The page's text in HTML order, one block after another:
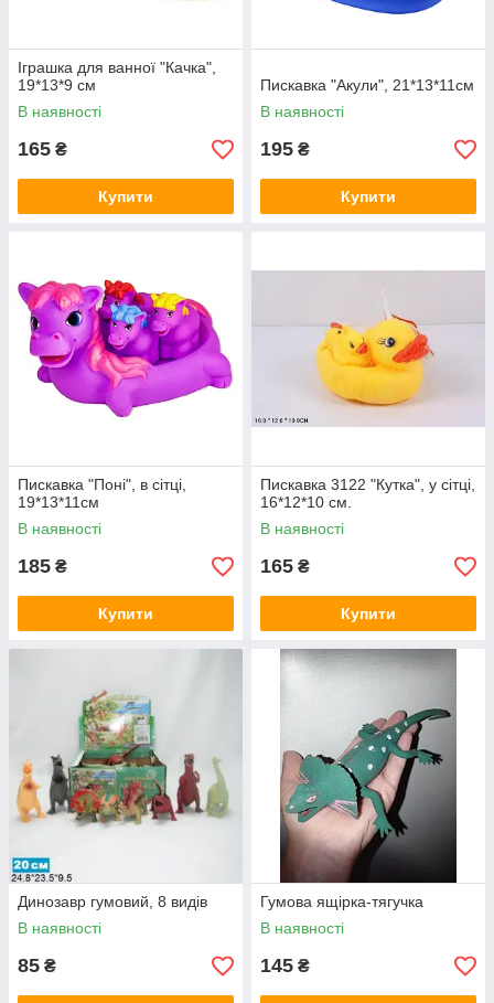
Іграшка для ванної "Качка",
19*13*9 см
В наявності
165 ₴
Купити
Пискавка "Акули", 21*13*11см
В наявності
195 ₴
Купити
Пискавка "Поні", в сітці,
19*13*11см
В наявності
185 ₴
Купити
Пискавка 3122 "Кутка", у сітці,
16*12*10 см.
В наявності
165 ₴
Купити
Динозавр гумовий, 8 видів
В наявності
85 ₴
Гумова ящірка-тягучка
В наявності
145 ₴